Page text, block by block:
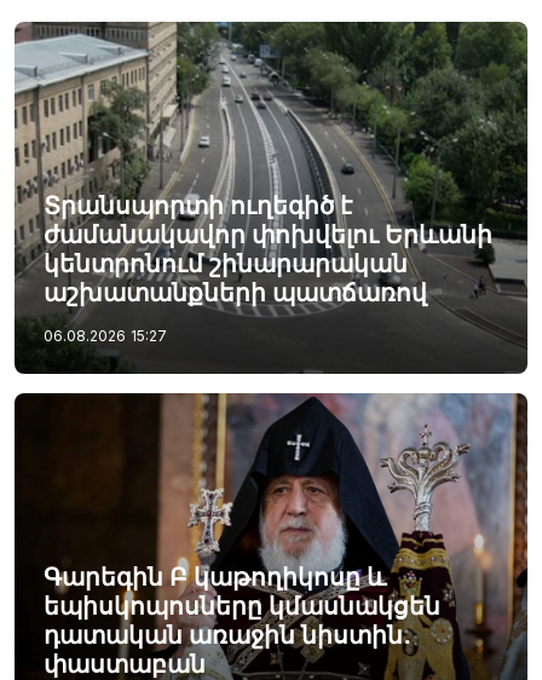
Տրանսպորտի ուղեգիծ է
ժամանակավոր փոխվելու Երևանի
կենտրոնում շինարարական
աշխատանքների պատճառով
06.08.2026 15:27
Գարեգին Բ կաթողիկոսը և
եպիսկոպոսները կմասնակցեն
դատական առաջին նիստին․
փաստաբան